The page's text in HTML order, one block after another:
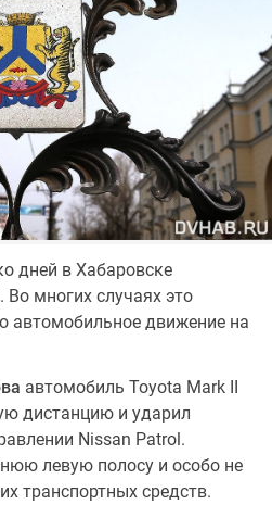
дней в Хабаровске
многих случаях это
автомобильное движение на
автомобиль Toyota Mark II
дистанцию и ударил
Nissan Patrol.
левую полосу и особо не
транспортных средств.